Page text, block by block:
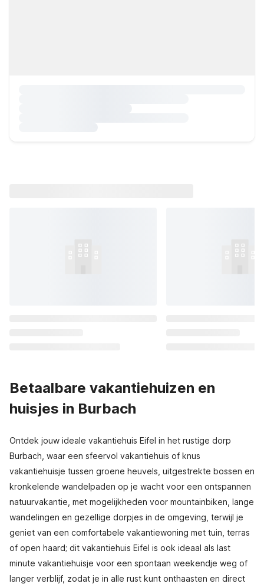
Betaalbare vakantiehuizen en
huisjes in Burbach
Ontdek jouw ideale vakantiehuis Eifel in het rustige dorp
Burbach, waar een sfeervol vakantiehuis of knus
vakantiehuisje tussen groene heuvels, uitgestrekte bossen en
kronkelende wandelpaden op je wacht voor een ontspannen
natuurvakantie, met mogelijkheden voor mountainbiken, lange
wandelingen en gezellige dorpjes in de omgeving, terwijl je
geniet van een comfortabele vakantiewoning met tuin, terras
of open haard; dit vakantiehuis Eifel is ook ideaal als last
minute vakantiehuisje voor een spontaan weekendje weg of
langer verblijf, zodat je in alle rust kunt onthaasten en direct